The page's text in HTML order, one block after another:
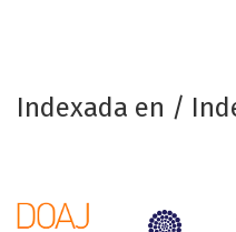
Indexada en /